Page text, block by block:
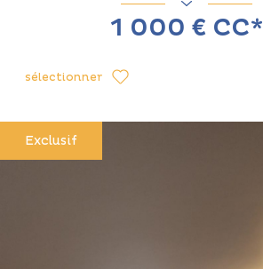
1 000 € CC*
sélectionner
Exclusif